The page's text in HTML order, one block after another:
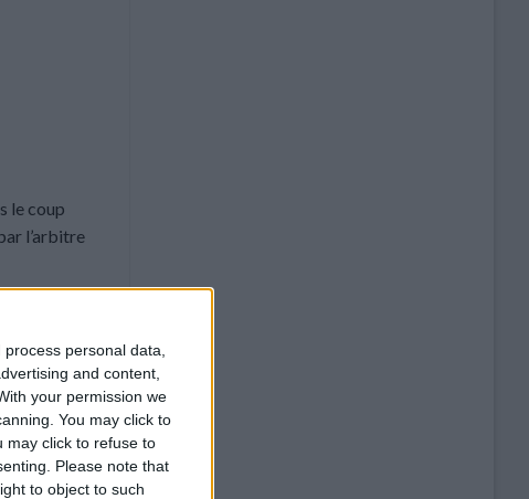
personal data,
and content,
your permission we
You may click to
may click to refuse to
Please note that
to object to such
le coup
l’arbitre
commentaire